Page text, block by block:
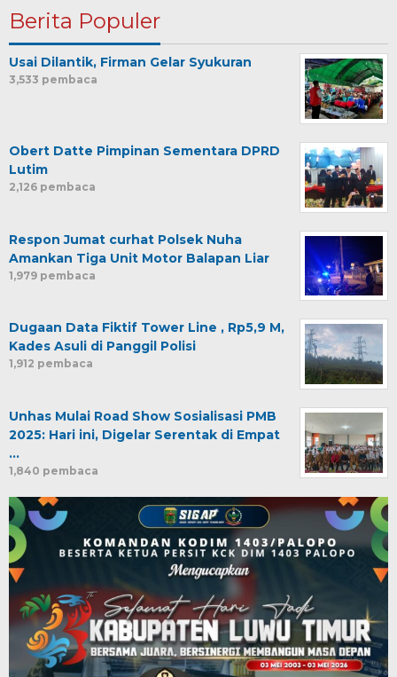
Berita Populer
Usai Dilantik, Firman Gelar Syukuran
3,533 pembaca
Obert Datte Pimpinan Sementara DPRD
Lutim
2,126 pembaca
Respon Jumat curhat Polsek Nuha
Amankan Tiga Unit Motor Balapan Liar
1,979 pembaca
Dugaan Data Fiktif Tower Line , Rp5,9 M,
Kades Asuli di Panggil Polisi
1,912 pembaca
Unhas Mulai Road Show Sosialisasi PMB
2025: Hari ini, Digelar Serentak di Empat
…
1,840 pembaca